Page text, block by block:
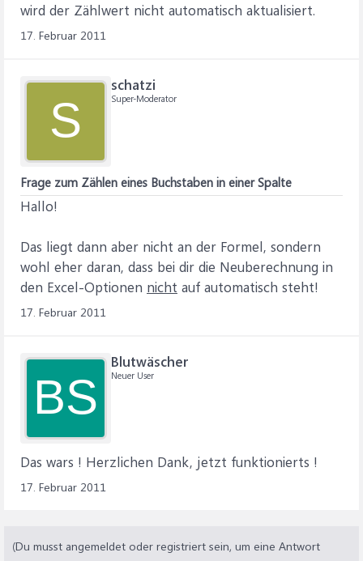
wird der Zählwert nicht automatisch aktualisiert.
17. Februar 2011
S
schatzi
Super-Moderator
Frage zum Zählen eines Buchstaben in einer Spalte
Hallo!
Das liegt dann aber nicht an der Formel, sondern
wohl eher daran, dass bei dir die Neuberechnung in
den Excel-Optionen nicht auf automatisch steht!
17. Februar 2011
BS
Blutwäscher
Neuer User
Das wars ! Herzlichen Dank, jetzt funktionierts !
17. Februar 2011
(Du musst angemeldet oder registriert sein, um eine Antwort